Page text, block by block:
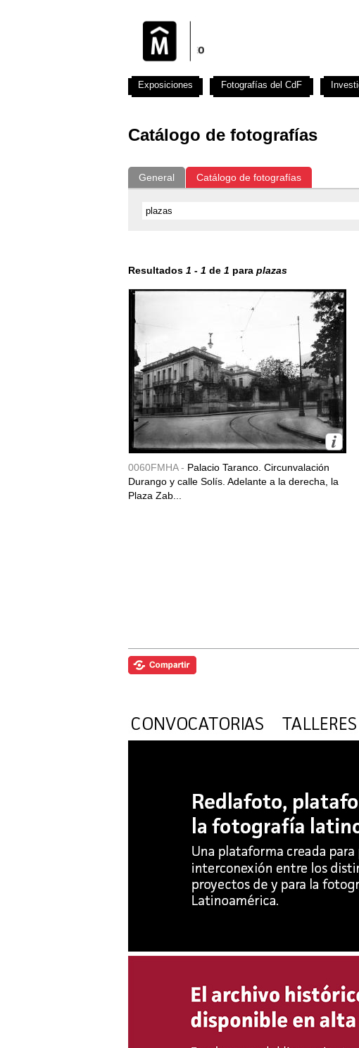
Catálogo de fotografías
General Catálogo de fotografías
Resultados 1 - 1 de 1 para plazas
0060FMHA - Palacio Taranco. Circunvalación
Durango y calle Solís. Adelante a la derecha, la
Plaza Zab...
Exposiciones Fotografías del CdF